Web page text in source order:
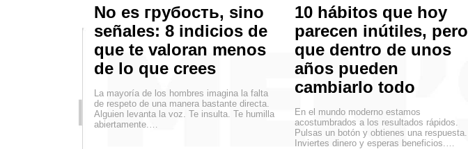
No es грубость, sino
señales: 8 indicios de
que te valoran menos
de lo que crees
La mayoría de los hombres imagina la falta
de respeto de una manera bastante directa.
Alguien levanta la voz. Te insulta. Te humilla
abiertamente.…
10 hábitos que hoy
parecen inútiles, pero
que dentro de unos
años pueden
cambiarlo todo
En el mundo moderno estamos
acostumbrados a los resultados rápidos.
Pulsas un botón y obtienes una respuesta.
Inviertes dinero y esperas beneficios.…